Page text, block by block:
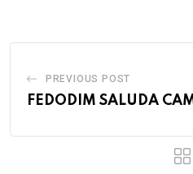
PREVIOUS POST
FEDODIM SALUDA